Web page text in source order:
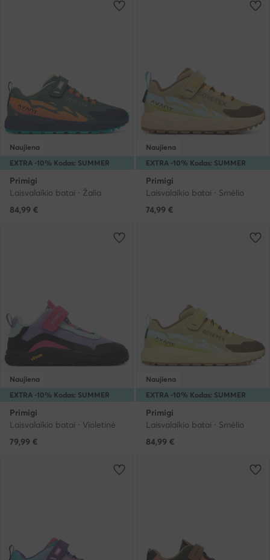
EXTRA -10% Kodas: SUMMER
Naujiena
Primigi
Laisvalaikio batai · Žalia
84,99 €
EXTRA -10% Kodas: SUMMER
Naujiena
Primigi
Laisvalaikio batai · Smėlio
74,99 €
EXTRA -10% Kodas: SUMMER
Naujiena
Primigi
Laisvalaikio batai · Violetinė
79,99 €
EXTRA -10% Kodas: SUMMER
Naujiena
Primigi
Laisvalaikio batai · Smėlio
84,99 €